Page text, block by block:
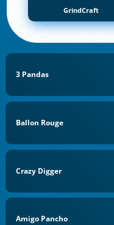
GrindCraft
3 Pandas
Ballon Rouge
Crazy Digger
Amigo Pancho